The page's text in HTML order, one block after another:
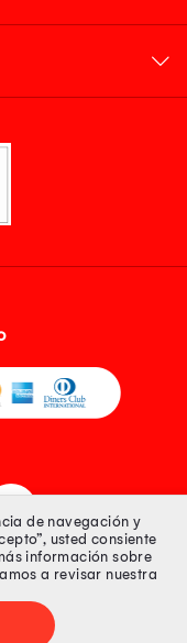
de navegación y
usted consiente
información sobre
a revisar nuestra